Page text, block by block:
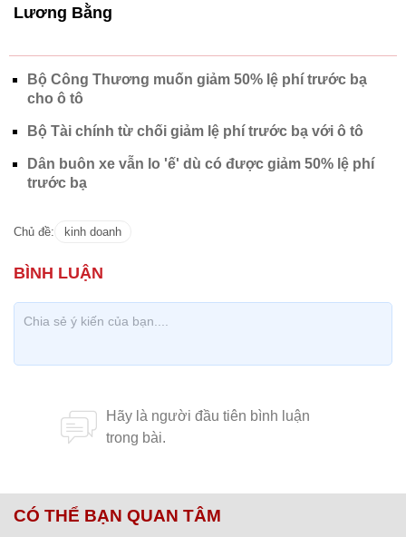
Lương Bằng
Bộ Công Thương muốn giảm 50% lệ phí trước bạ
cho ô tô
Bộ Tài chính từ chối giảm lệ phí trước bạ với ô tô
Dân buôn xe vẫn lo 'ế' dù có được giảm 50% lệ phí
trước bạ
Chủ đề: kinh doanh
CÓ THỂ BẠN QUAN TÂM